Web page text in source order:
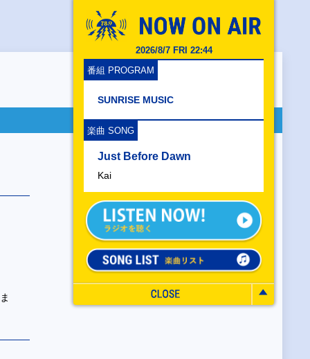
2026/8/7 FRI 22:44
番組 PROGRAM
SUNRISE MUSIC
楽曲 SONG
Just Before Dawn
Kai